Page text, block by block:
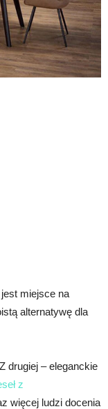
miejsce na
alternatywę dla
drugiej – eleganckie
z
więcej ludzi docenia